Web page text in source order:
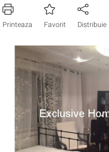
Printeaza Favorit Distribuie